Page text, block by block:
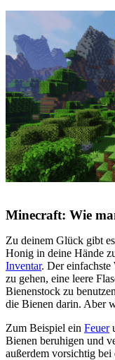
Minecraft: Wie
Zu deinem Glück gibt
Honig in deine Hände
Inventar. Der einfachste
zu gehen, eine leere
Bienenstock zu
die Bienen darin. Aber
Zum Beispiel ein Feuer
Bienen beruhigen und
außerdem vorsichtig bei